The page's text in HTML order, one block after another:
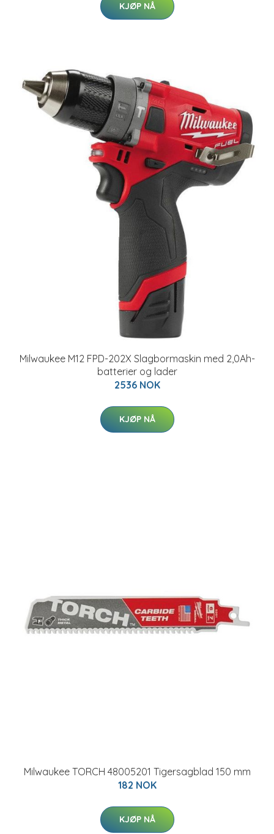
KJØP NÅ
Milwaukee M12 FPD-202X Slagbormaskin med 2,0Ah-
batterier og lader
2536 NOK
KJØP NÅ
Milwaukee TORCH 48005201 Tigersagblad 150 mm
182 NOK
KJØP NÅ